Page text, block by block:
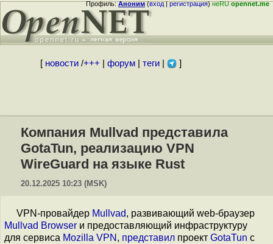
Профиль:Аноним(вход|регистрация)неRUopennet.me
[ новости/+++ форум| теги| ]
Компания Mullvad представила
GotaTun, реализацию VPN
WireGuard на языке Rust
20.12.2025 10:23 (MSK)
VPN-провайдер Mullvad, развивающий web-браузер
Mullvad Browser и предоставляющий инфраструктуру
для сервиса Mozilla VPN , представил проект GotaTun с